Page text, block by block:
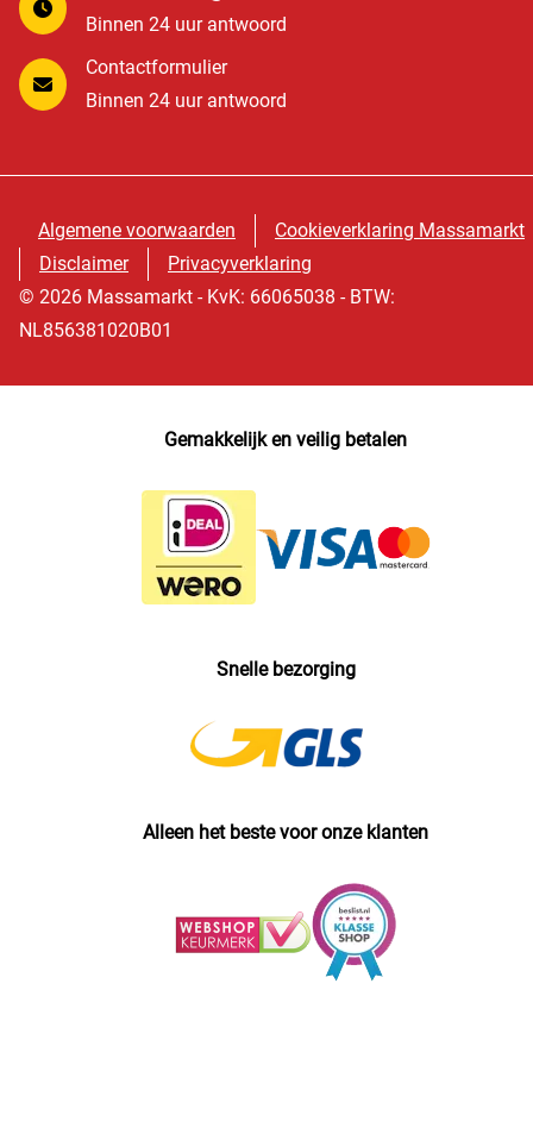
Binnen 24 uur antwoord
Contactformulier
Binnen 24 uur antwoord
Algemene voorwaarden
Cookieverklaring Massamarkt
Disclaimer
Privacyverklaring
© 2026 Massamarkt - KvK: 66065038 - BTW:
NL856381020B01
Gemakkelijk en veilig betalen
Snelle bezorging
Alleen het beste voor onze klanten